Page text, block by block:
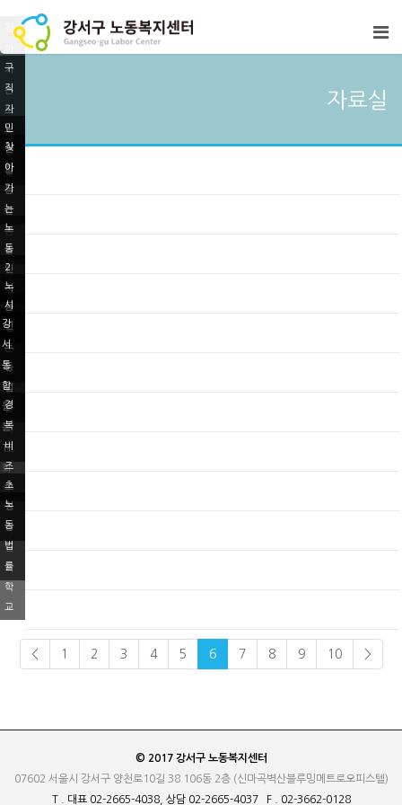
자료실
찾
가
는
노
동
상
담
구
직
자
노
동
법
교
육
민
관
합
동
간
담
회
찾
아
가
는
노
동
상
담
노
동
인
식
교
육
2
차
생
수
수
령
노
동
인
문
학
강
좌
시
민
노
동
법
률
학
교
강
서
통
합
돌
봄
TF
회
의
경
복
비
즈
고
교
육
초
청
강
연
회
노
동
법
률
학
교
< 1 2 3 4 5 6 7 8 9 10 >
© 2017 강서구 노동복지센터
07602 서울시 강서구 양천로10길 38 106동 2층 (신마곡벽산블루밍메트로오피스텔)
T . 대표 02-2665-4038, 상담 02-2665-4037 F . 02-3662-0128